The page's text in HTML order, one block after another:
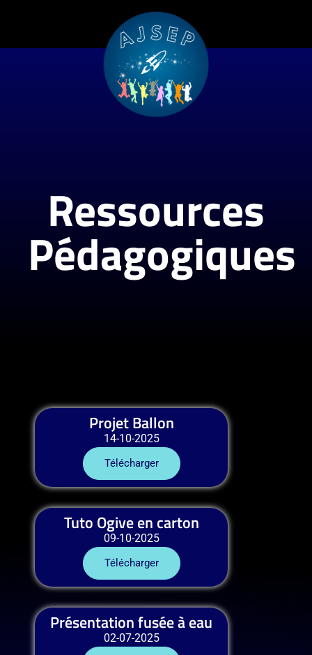
Ressources
Pédagogiques
Ressources
Pédagogiques
Projet Ballon
14-10-2025
Télécharger
Tuto Ogive en carton
09-10-2025
Télécharger
Présentation fusée à eau
02-07-2025